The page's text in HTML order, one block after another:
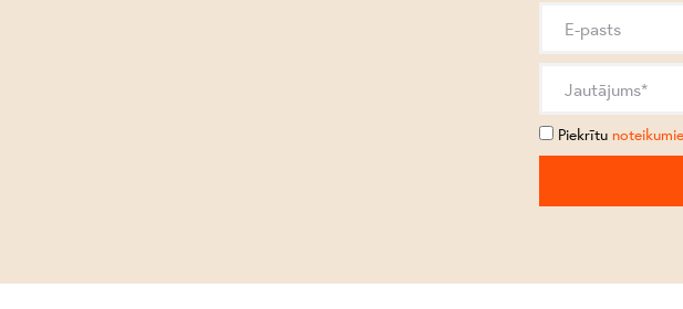
Piekrītu